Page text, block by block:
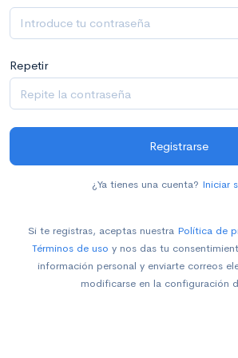
Repetir
Registrarse
¿Ya tienes una cuenta? Iniciar
Si te registras, aceptas nuestra Política de
Términos de uso y nos das tu
información personal y enviarte correos
modificarse en la configuración